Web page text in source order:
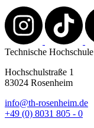
Technische
Hochschulstraße 1
83024 Rosenheim
info@th-rosenheim.de
+49 (0) 8031 805 - 0